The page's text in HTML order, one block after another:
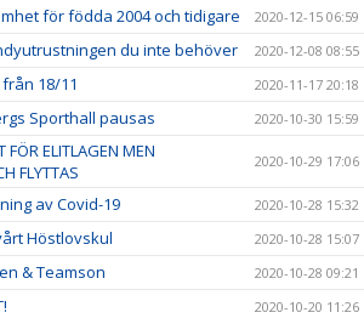
för födda 2004 och tidigare 2020-12-15 06:59
du inte behöver 2020-12-08 08:55
18/11 2020-11-17 20:18
Sporthall pausas 2020-10-30 15:59
FÖR ELITLAGEN MEN
FLYTTAS
2020-10-29 17:06
av Covid-19 2020-10-28 15:32
Höstlovskul 2020-10-28 15:07
& Teamson 2020-10-28 09:21
2020-10-20 11:26